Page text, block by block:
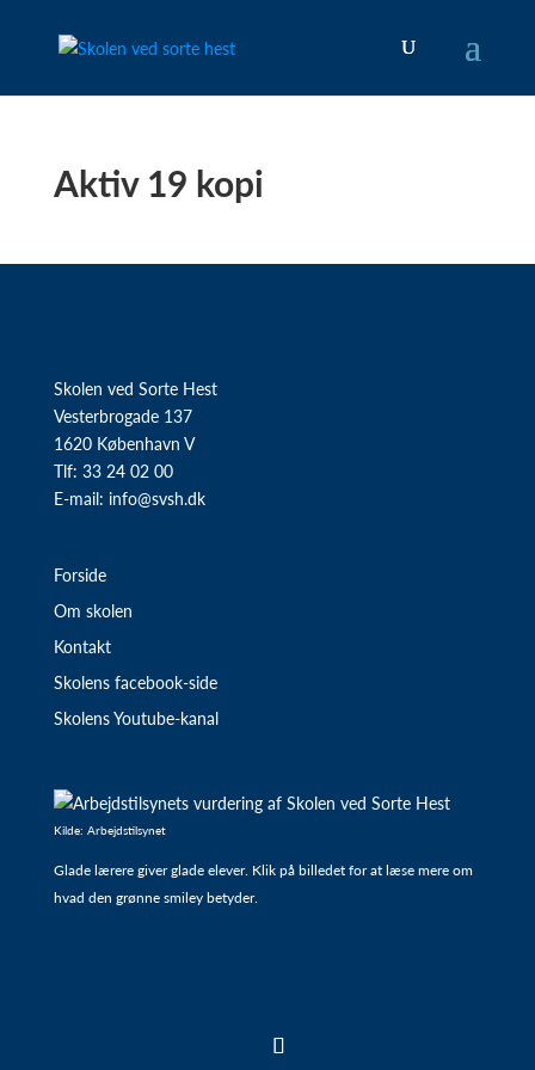
Aktiv 19 kopi
Skolen ved Sorte Hest
Vesterbrogade 137
1620 København V
Tlf: 33 24 02 00
E-mail: info@svsh.dk
Forside
Om skolen
Kontakt
Skolens facebook-side
Skolens Youtube-kanal
Kilde: Arbejdstilsynet
Glade lærere giver glade elever. Klik på billedet for at læse mere om
hvad den grønne smiley betyder.